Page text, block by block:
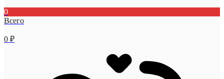
0
Всего
0 ₽